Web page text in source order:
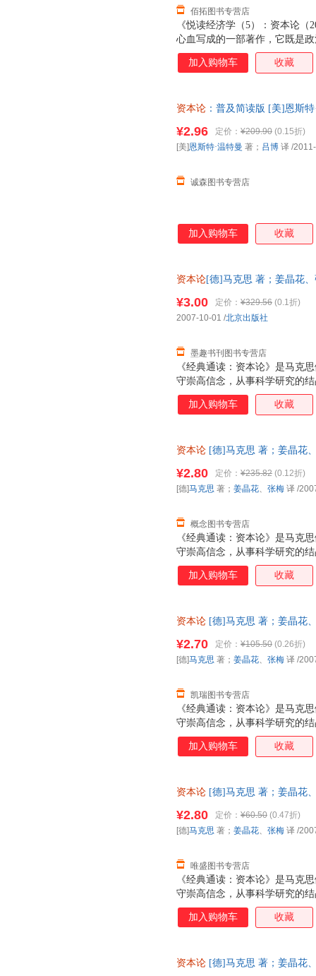
《悦读经济学（5）：资本论
心血写成的一部著作，它既是
科全书。这部巨著第一次深刻
本主义商品生产、流通和分配
佰拓图书专营店
加入购物车 收藏
资本论 ：普及简读版 [美]恩斯
¥2.96 定价： ¥209.90 (0.15折)
诚森图书专营店
[美]恩斯特·温特曼 著； 吕博 译 /
加入购物车 收藏
资本论[德]马克思 著；姜晶花、
《经典通读：资本论》是马克
守崇高信念，从事科学研究的
第二、第三卷由恩格斯整理，
整理出版了马克思计划中的关
书研究的，是资本主义生产方
以，贯穿《经典通读：资本论
卷里，马克思暂时撇开流通过
¥3.00 定价： ¥329.56 (0.1折)
墨趣书刊图书专营店
2007-10-01 /北京出版社
加入购物车 收藏
资本论 [德]马克思 著；姜晶花
《经典通读：资本论》是马克
守崇高信念，从事科学研究的
第二、第三卷由恩格斯整理，
整理出版了马克思计划中的关
书研究的，是资本主义生产方
以，贯穿《经典通读：资本论
卷里，马克思暂时撇开流通过
¥2.80 定价： ¥235.82 (0.12折)
概念图书专营店
[德]马克思 著； 姜晶花、 张梅 译 /
加入购物车 收藏
资本论 [德]马克思 著；姜晶花
《经典通读：资本论》是马克
守崇高信念，从事科学研究的
第二、第三卷由恩格斯整理，
整理出版了马克思计划中的关
书研究的，是资本主义生产方
以，贯穿《经典通读：资本论
卷里，马克思暂时撇开流通过
¥2.70 定价： ¥105.50 (0.26折)
凯瑞图书专营店
[德]马克思 著； 姜晶花、 张梅 译 /
加入购物车 收藏
资本论 [德]马克思 著；姜晶花
《经典通读：资本论》是马克
守崇高信念，从事科学研究的
第二、第三卷由恩格斯整理，
整理出版了马克思计划中的关
书研究的，是资本主义生产方
¥2.80 定价： ¥60.50 (0.47折)
唯盛图书专营店
[德]马克思 著； 姜晶花、 张梅 译 /
加入购物车 收藏
资本论 [德]马克思 著；姜晶花